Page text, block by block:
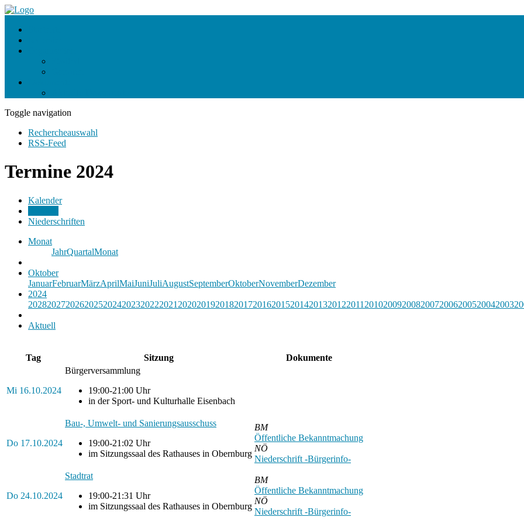
Toggle navigation
Rechercheauswahl
RSS-Feed
Termine 2024
Kalender
Niederschriften
Monat
JahrQuartalMonat
Oktober
JanuarFebruarMärzAprilMaiJuniJuliAugustSeptemberOktoberNovemberDezember
2024
20282027202620252024202320222021 2020201920182017201620152014201320122011 20102009200820072006200520042003
Aktuell
Tag Sitzung Dokumente
Mi 16.10.2024
Bürgerversammlung
19:00-21:00 Uhr
in der Sport- und Kulturhalle Eisenbach
Do 17.10.2024
Bau-, Umwelt- und Sanierungsausschuss
19:00-21:02 Uhr
im Sitzungssaal des Rathauses in Obernburg
BM
Öffentliche Bekanntmachung
NÖ
Niederschrift -Bürgerinfo-
Do 24.10.2024
Stadtrat
19:00-21:31 Uhr
im Sitzungssaal des Rathauses in Obernburg
BM
Öffentliche Bekanntmachung
NÖ
Niederschrift -Bürgerinfo-